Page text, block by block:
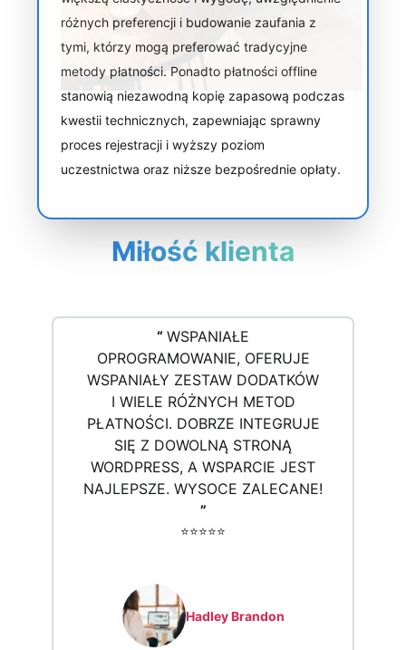
różnych preferencji i budowanie zaufania z
tymi, którzy mogą preferować tradycyjne
metody płatności. Ponadto płatności offline
stanowią niezawodną kopię zapasową podczas
kwestii technicznych, zapewniając sprawny
proces rejestracji i wyższy poziom
uczestnictwa oraz niższe bezpośrednie opłaty.
Miłość klienta
“ WSPANIAŁE
OPROGRAMOWANIE, OFERUJE
WSPANIAŁY ZESTAW DODATKÓW
I WIELE RÓŻNYCH METOD
PŁATNOŚCI. DOBRZE INTEGRUJE
SIĘ Z DOWOLNĄ STRONĄ
WORDPRESS, A WSPARCIE JEST
NAJLEPSZE. WYSOCE ZALECANE!
”
⭐️⭐️⭐️⭐️⭐️
Hadley Brandon